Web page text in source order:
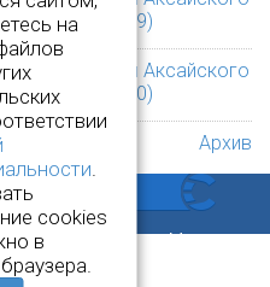
23.11.2009)
и застройки Аксайского
30.12.2010)
Архив
на
.
cookies
в